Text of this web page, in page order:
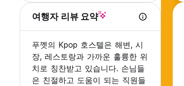
여행자 리뷰 요약
푸껫의 Kpop 호스텔은 해변, 시
장, 레스토랑과 가까운 훌륭한 위
치로 칭찬받고 있습니다. 손님들
은 친절하고 도움이 되는 직원들